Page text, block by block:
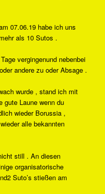
07.06.19 habe ich uns
als 10 Sutos .
vergingenund nebenbei
andere zu oder Absage .
wurde , stand ich mit
gute Laune wenn du
wieder Borussia ,
alle bekannten
still . An diesen
organisatorische
Suto’s stießen am